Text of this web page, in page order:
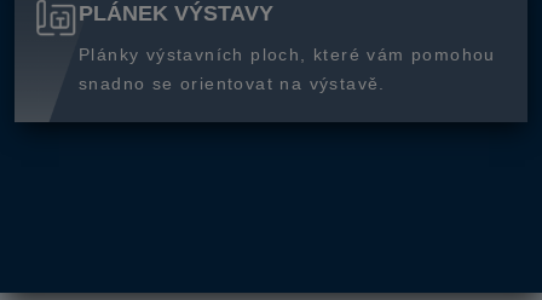
PLÁNEK VÝSTAVY
Plánky výstavních ploch, které vám pomohou
snadno se orientovat na výstavě.